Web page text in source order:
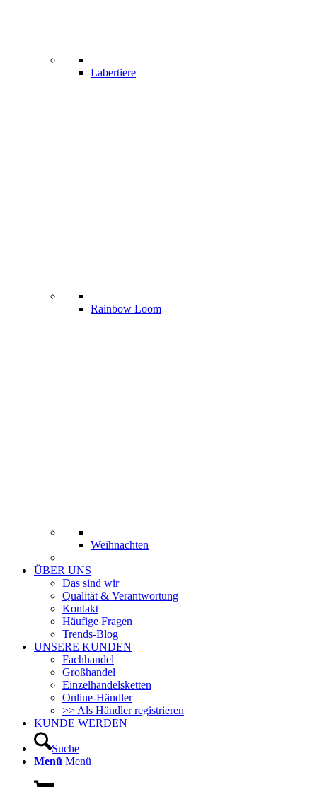
Labertiere
Rainbow Loom
Weihnachten
ÜBER UNS
Das sind wir
Qualität & Verantwortung
Kontakt
Häufige Fragen
Trends-Blog
UNSERE KUNDEN
Fachhandel
Großhandel
Einzelhandelsketten
Online-Händler
>> Als Händler registrieren
KUNDE WERDEN
Suche
Menü Menü